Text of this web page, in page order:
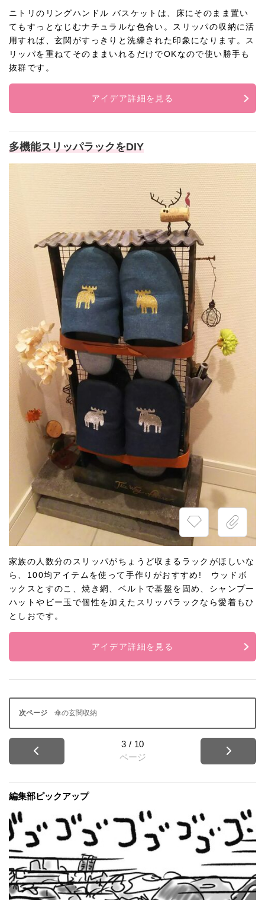
ニトリのリングハンドル バスケットは、床にそのまま置い
てもすっとなじむナチュラルな色合い。スリッパの収納に活
用すれば、玄関がすっきりと洗練された印象になります。ス
リッパを重ねてそのままいれるだけでOKなので使い勝手も
抜群です。
アイデア詳細を見る
多機能スリッパラックをDIY
家族の人数分のスリッパがちょうど収まるラックがほしいな
ら、100均アイテムを使って手作りがおすすめ! ウッドボ
ックスとすのこ、焼き網、ベルトで基盤を固め、シャンプー
ハットやビー玉で個性を加えたスリッパラックなら愛着もひ
としおです。
アイデア詳細を見る
傘の玄関収納
3 / 10
ページ
編集部ピックアップ